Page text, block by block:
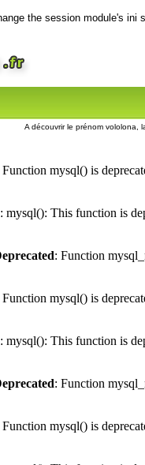
the session module's ini
A découvrir le prénom vololona,
Function mysql() is
: mysql(): This function is
: Function
Function mysql() is
: mysql(): This function is
: Function
Function mysql() is